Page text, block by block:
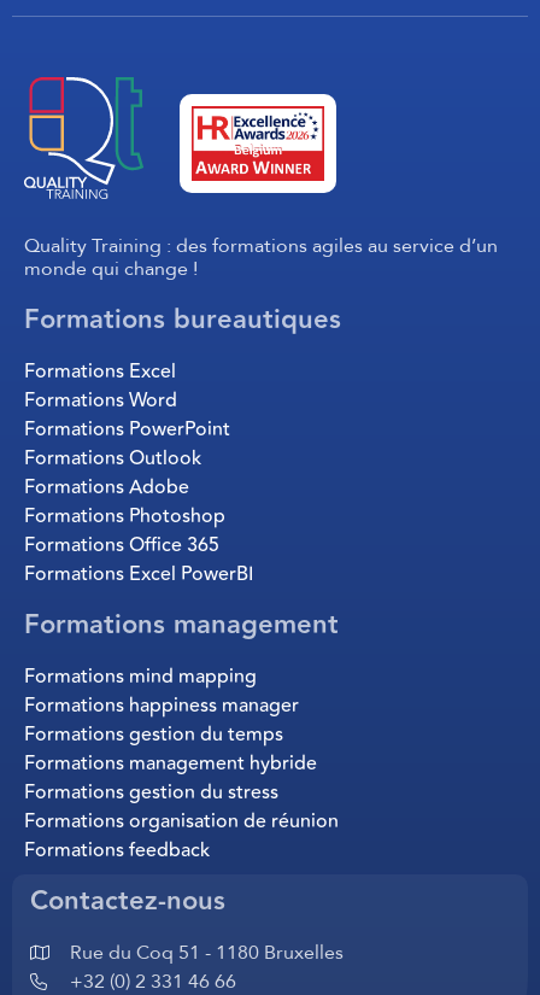
Quality Training : des formations agiles au service d’un
monde qui change !
Formations bureautiques
Formations Excel
Formations Word
Formations PowerPoint
Formations Outlook
Formations Adobe
Formations Photoshop
Formations Office 365
Formations Excel PowerBI
Formations management
Formations mind mapping
Formations happiness manager
Formations gestion du temps
Formations management hybride
Formations gestion du stress
Formations organisation de réunion
Formations feedback
Contactez-nous
Rue du Coq 51 - 1180 Bruxelles
+32 (0) 2 331 46 66